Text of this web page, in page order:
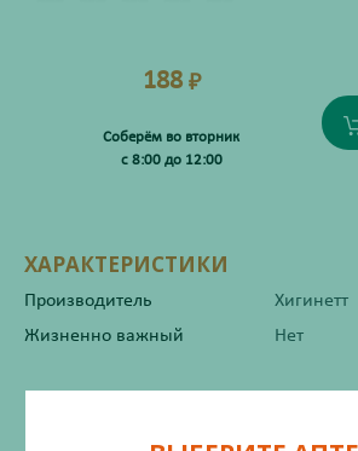
188 ₽
Соберём во вторник
с 8:00 до 12:00
ХАРАКТЕРИСТИКИ
Производитель
Хигинетт
Жизненно важный
Нет